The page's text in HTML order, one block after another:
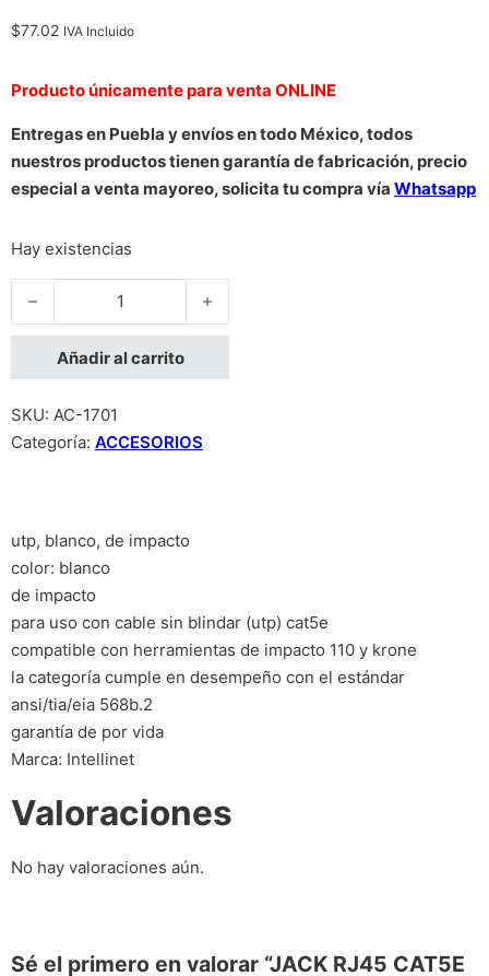
$77.02 IVA Incluido
Producto únicamente para venta ONLINE
Entregas en Puebla y envíos en todo México, todos
nuestros productos tienen garantía de fabricación, precio
especial a venta mayoreo, solicita tu compra vía Whatsapp
Hay existencias
JACK RJ45 CAT5E INTELLINET UTP KEYSTONE DE
Añadir al carrito
SKU: AC-1701
Categoría: ACCESORIOS
utp, blanco, de impacto
color: blanco
de impacto
para uso con cable sin blindar (utp) cat5e
compatible con herramientas de impacto 110 y krone
la categoría cumple en desempeño con el estándar
ansi/tia/eia 568b.2
garantía de por vida
Marca: Intellinet
Valoraciones
No hay valoraciones aún.
Sé el primero en valorar “JACK RJ45 CAT5E